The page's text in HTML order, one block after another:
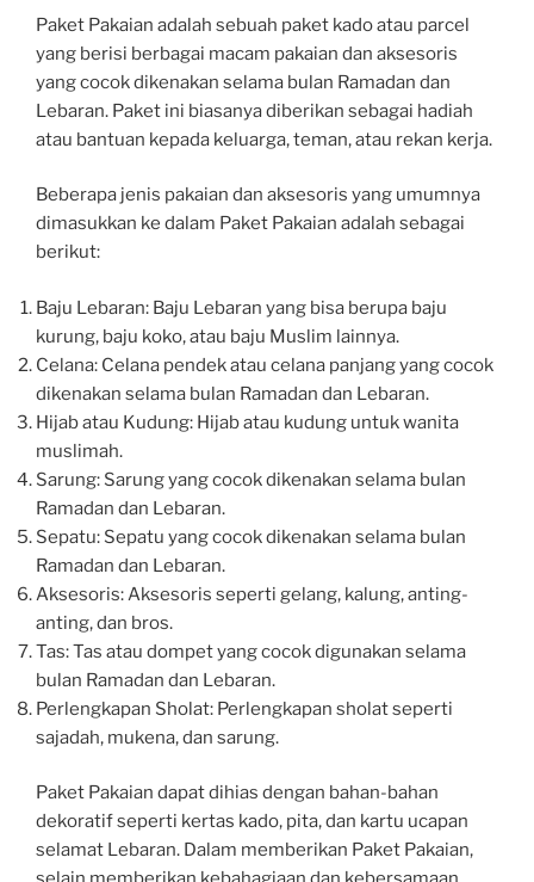
Paket Pakaian adalah sebuah paket kado atau parcel
yang berisi berbagai macam pakaian dan aksesoris
yang cocok dikenakan selama bulan Ramadan dan
Lebaran. Paket ini biasanya diberikan sebagai hadiah
atau bantuan kepada keluarga, teman, atau rekan kerja.
Beberapa jenis pakaian dan aksesoris yang umumnya
dimasukkan ke dalam Paket Pakaian adalah sebagai
berikut:
Baju Lebaran: Baju Lebaran yang bisa berupa baju
kurung, baju koko, atau baju Muslim lainnya.
Celana: Celana pendek atau celana panjang yang cocok
dikenakan selama bulan Ramadan dan Lebaran.
Hijab atau Kudung: Hijab atau kudung untuk wanita
muslimah.
Sarung: Sarung yang cocok dikenakan selama bulan
Ramadan dan Lebaran.
Sepatu: Sepatu yang cocok dikenakan selama bulan
Ramadan dan Lebaran.
Aksesoris: Aksesoris seperti gelang, kalung, anting-
anting, dan bros.
Tas: Tas atau dompet yang cocok digunakan selama
bulan Ramadan dan Lebaran.
Perlengkapan Sholat: Perlengkapan sholat seperti
sajadah, mukena, dan sarung.
Paket Pakaian dapat dihias dengan bahan-bahan
dekoratif seperti kertas kado, pita, dan kartu ucapan
selamat Lebaran. Dalam memberikan Paket Pakaian,